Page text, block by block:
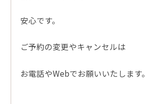
安心です。
ご予約の変更やキャンセルは
お電話やWebでお願いいたします。